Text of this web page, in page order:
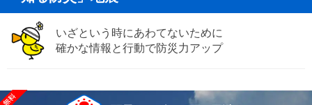
いざという時にあわてないために
確かな情報と行動で防災力アップ